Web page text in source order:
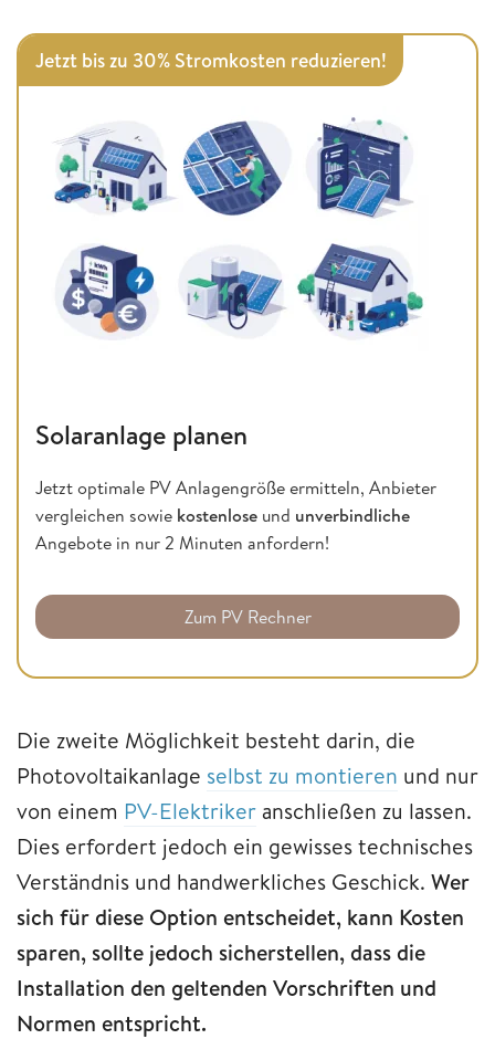
Jetzt bis zu 30% Stromkosten reduzieren!
Solaranlage planen
Jetzt optimale PV Anlagengröße ermitteln, Anbieter
vergleichen sowie kostenlose und unverbindliche
Angebote in nur 2 Minuten anfordern!
Zum PV Rechner
Die zweite Möglichkeit besteht darin, die
Photovoltaikanlage selbst zu montieren und nur
von einem PV-Elektriker anschließen zu lassen.
Dies erfordert jedoch ein gewisses technisches
Verständnis und handwerkliches Geschick. Wer
sich für diese Option entscheidet, kann Kosten
sparen, sollte jedoch sicherstellen, dass die
Installation den geltenden Vorschriften und
Normen entspricht.